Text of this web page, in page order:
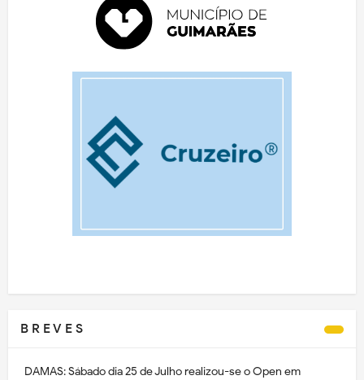
B R E V E S
DAMAS: Sábado dia 25 de Julho realizou-se o Open em